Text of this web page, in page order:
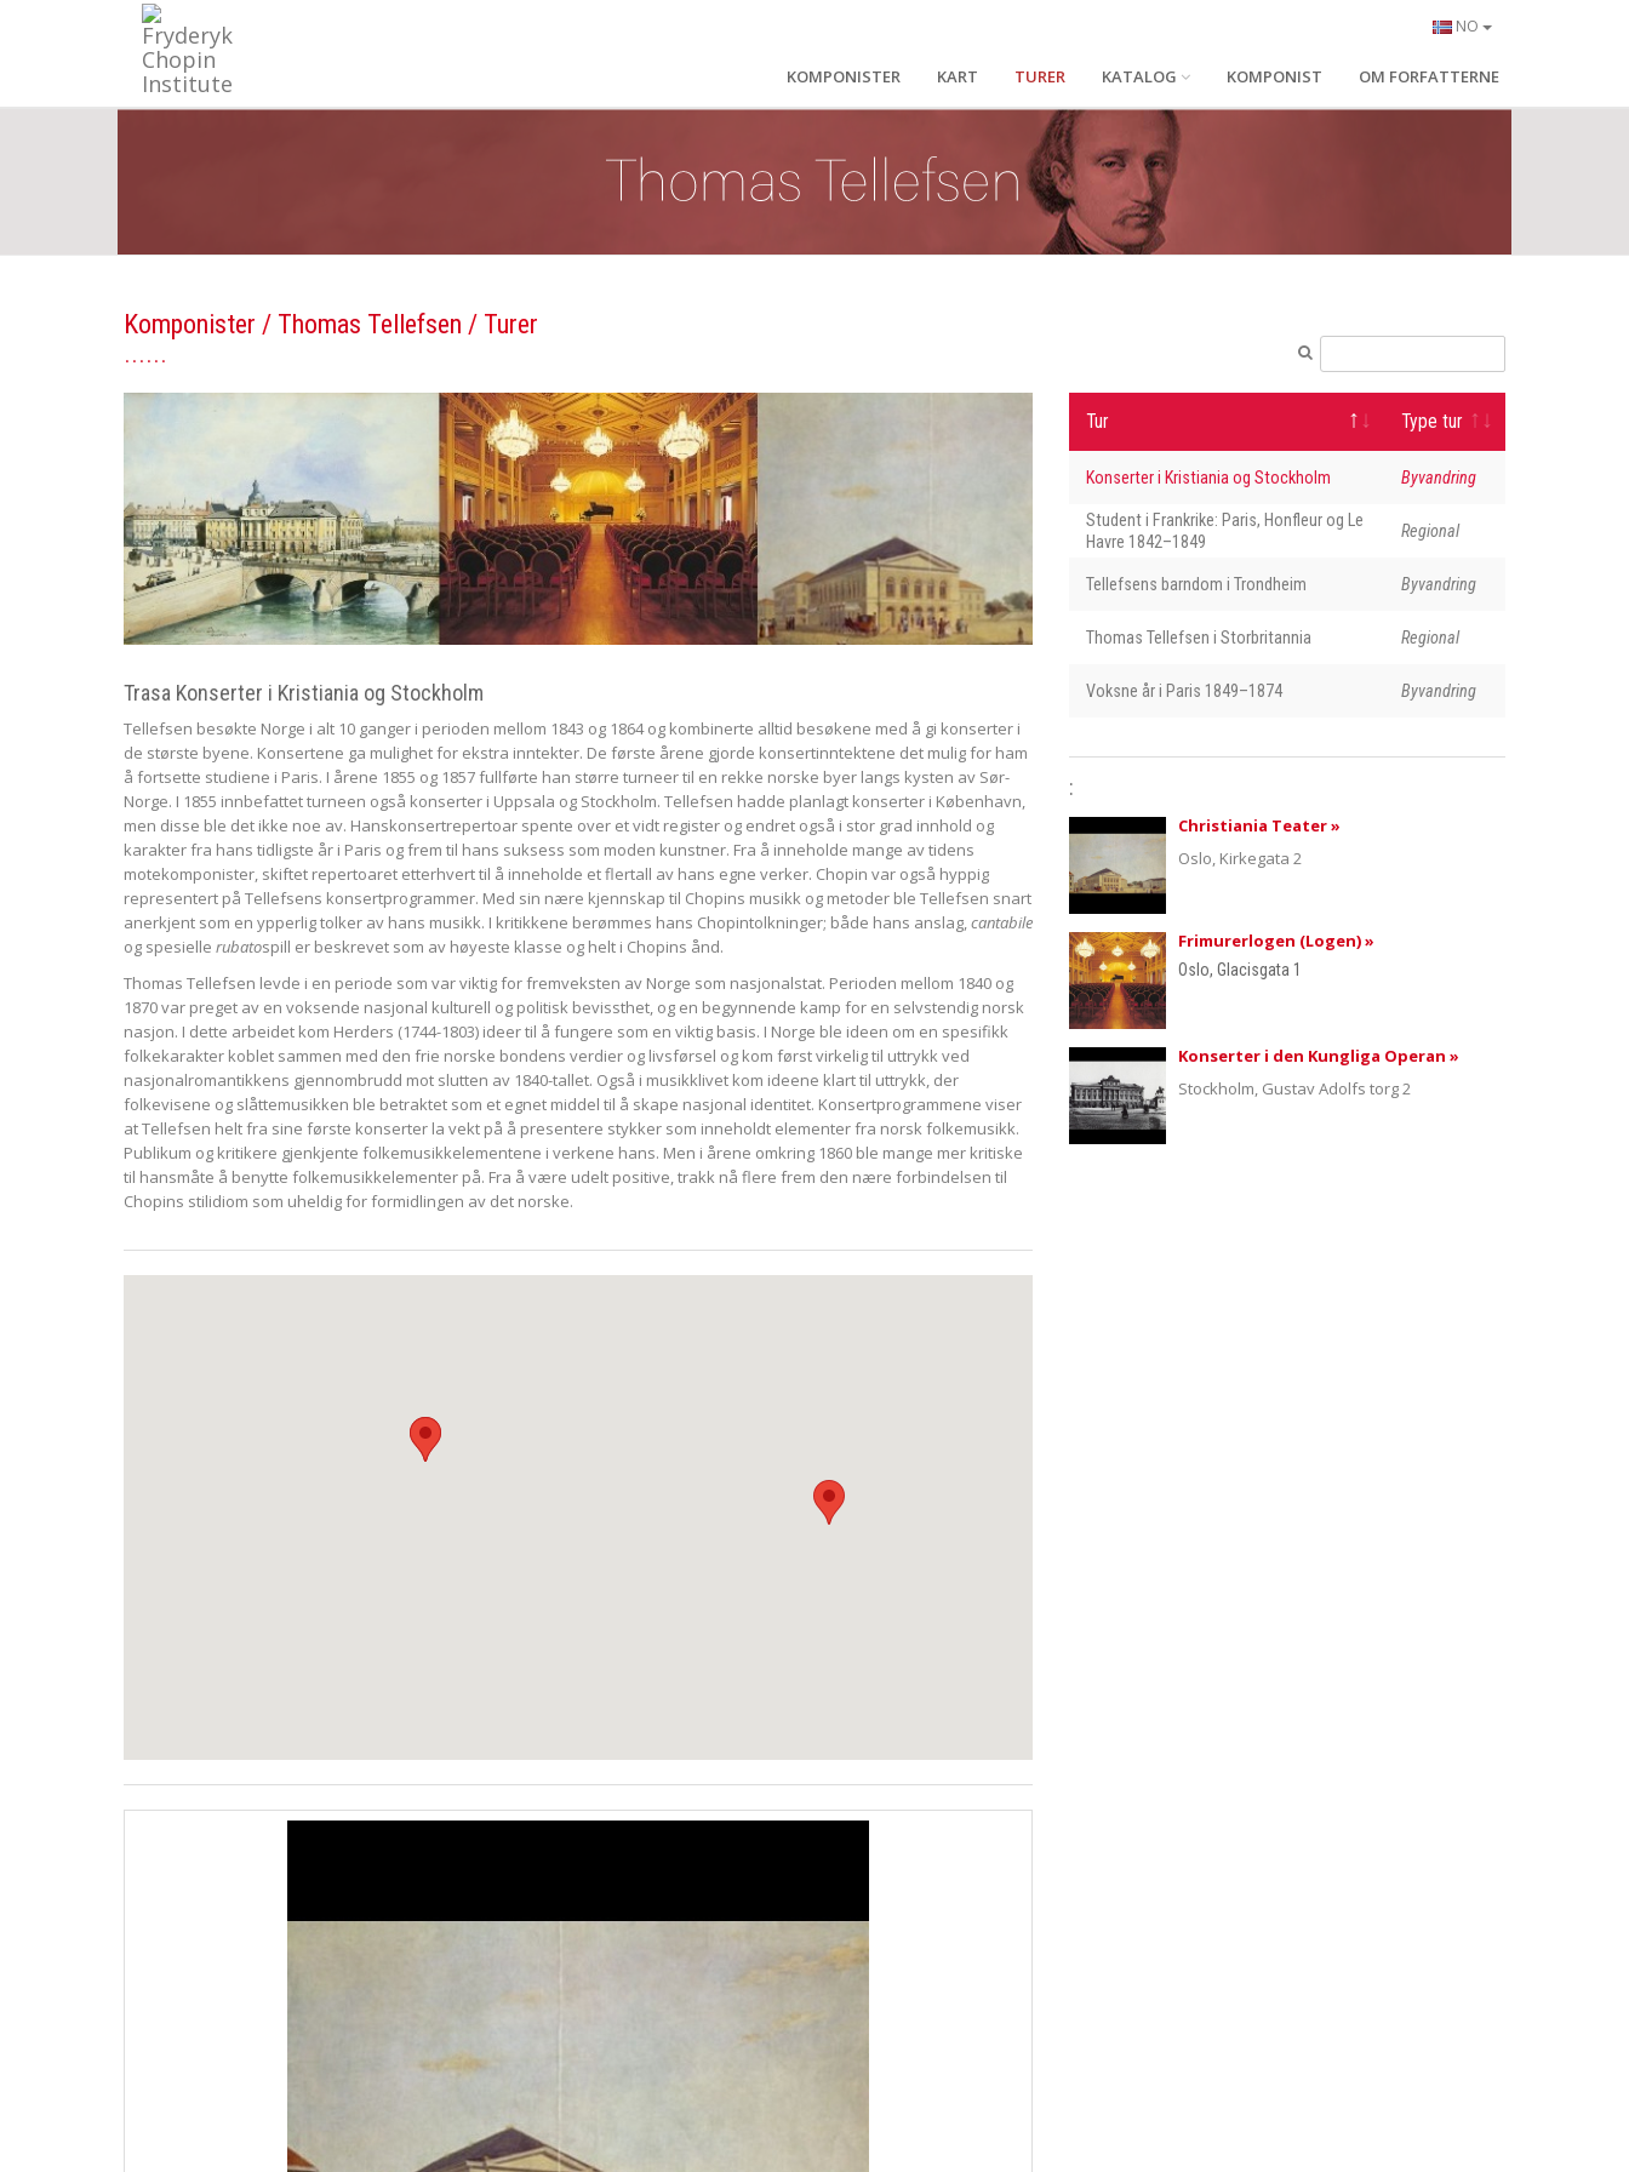
NO
KOMPONISTER KART TURER KATALOG KOMPONIST OM FORFATTERNE
Komponister / Thomas Tellefsen / Turer
Trasa Konserter i Kristiania og Stockholm
Tellefsen besøkte Norge i alt 10 ganger i perioden mellom 1843 og 1864 og kombinerte alltid besøkene med å gi konserter i
de største byene. Konsertene ga mulighet for ekstra inntekter. De første årene gjorde konsertinntektene det mulig for ham
å fortsette studiene i Paris. I årene 1855 og 1857 fullførte han større turneer til en rekke norske byer langs kysten av Sør-
Norge. I 1855 innbefattet turneen også konserter i Uppsala og Stockholm. Tellefsen hadde planlagt konserter i København,
men disse ble det ikke noe av. Hanskonsertrepertoar spente over et vidt register og endret også i stor grad innhold og
karakter fra hans tidligste år i Paris og frem til hans suksess som moden kunstner. Fra å inneholde mange av tidens
motekomponister, skiftet repertoaret etterhvert til å inneholde et flertall av hans egne verker. Chopin var også hyppig
representert på Tellefsens konsertprogrammer. Med sin nære kjennskap til Chopins musikk og metoder ble Tellefsen snart
anerkjent som en ypperlig tolker av hans musikk. I kritikkene berømmes hans Chopintolkninger; både hans anslag,cantabile
og spesielle rubatospill er beskrevet som av høyeste klasse og helt i Chopins ånd.
Thomas Tellefsen levde i en periode som var viktig for fremveksten av Norge som nasjonalstat. Perioden mellom 1840 og
1870 var preget av en voksende nasjonal kulturell og politisk bevissthet, og en begynnende kamp for en selvstendig norsk
nasjon. I dette arbeidet kom Herders (1744-1803) ideer til å fungere som en viktig basis. I Norge ble ideen om en spesifikk
folkekarakter koblet sammen med den frie norske bondens verdier og livsførsel og kom først virkelig til uttrykk ved
nasjonalromantikkens gjennombrudd mot slutten av 1840-tallet. Også i musikklivet kom ideene klart til uttrykk, der
folkevisene og slåttemusikken ble betraktet som et egnet middel til å skape nasjonal identitet. Konsertprogrammene viser
at Tellefsen helt fra sine første konserter la vekt på å presentere stykker som inneholdt elementer fra norsk folkemusikk.
Publikum og kritikere gjenkjente folkemusikkelementene i verkene hans. Men i årene omkring 1860 ble mange mer kritiske
til hansmåte å benytte folkemusikkelementer på. Fra å være udelt positive, trakk nå flere frem den nære forbindelsen til
Chopins stilidiom som uheldig for formidlingen av det norske.
Tur Type tur
Konserter i Kristiania og Stockholm Byvandring
Student i Frankrike: Paris, Honfleur og Le
Havre 1842–1849
Regional
Tellefsens barndom i Trondheim Byvandring
Thomas Tellefsen i Storbritannia Regional
Voksne år i Paris 1849–1874 Byvandring
:
Christiania Teater »
Oslo, Kirkegata 2
Frimurerlogen (Logen) »
Oslo, Glacisgata 1
Konserter i den Kungliga Operan »
Stockholm, Gustav Adolfs torg 2